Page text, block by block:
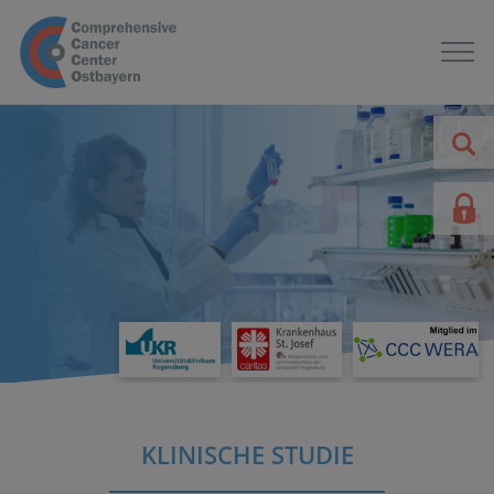
KLINISCHE STUDIE